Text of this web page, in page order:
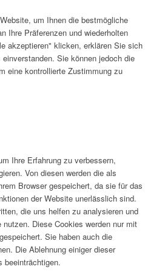
um Ihnen die bestmögliche
Ihre Präferenzen und wiederholten
akzeptieren" klicken, erklären Sie sich
Sie können jedoch die
eine kontrollierte Zustimmung zu
Ihre Erfahrung zu verbessern,
Von diesen werden die als
Browser gespeichert, da sie für das
der Website unerlässlich sind.
die uns helfen zu analysieren und
Diese Cookies werden nur mit
Sie haben auch die
Die Ablehnung einiger dieser
beeinträchtigen.